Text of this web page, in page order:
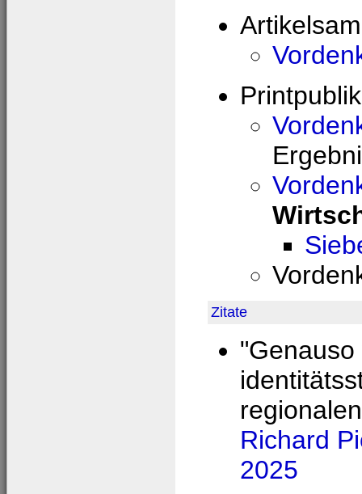
Zitate
Richard
2025